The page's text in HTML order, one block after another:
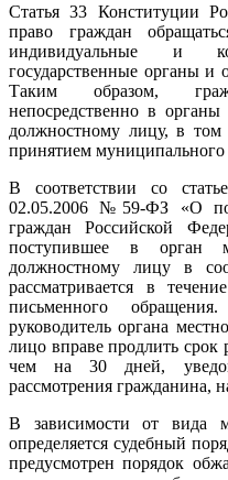
Статья 33 Конституции
право граждан
индивидуальные и
государственные органы и
Таким образом,
непосредственно в
должностному лицу, в
принятием муниципального
В соответствии со
02.05.2006 №59-ФЗ «О
граждан Российской
поступившее в орган
должностному лицу в
рассматривается в
письменного
руководитель органа
лицо вправе продлить срок
чем на 30 дней,
рассмотрения гражданина,
В зависимости от вида
определяется судебный
предусмотрен порядок